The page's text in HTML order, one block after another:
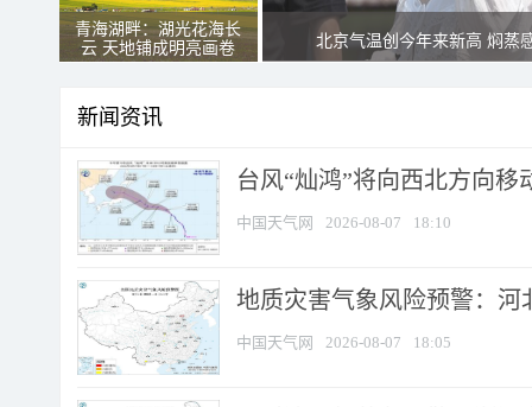
青海湖畔：湖光花海长
云 天地铺成明亮画卷
北京气温创今年来新高 焖蒸
新闻资讯
台风“灿鸿”将向西北方向移
中国天气网 2026-08-07 18:10
地质灾害气象风险预警：河
中国天气网 2026-08-07 18:05